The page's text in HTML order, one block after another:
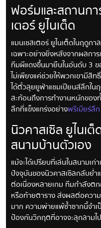
ฟอร์มและสถานก
เตอร์ ยูไนเต็ด
แมนเชสเตอร์ ยูไนเต็ดในฤดูก
เฉพาะอย่างยิ่งหลังจากผลกา
ทีมผีแดงขึ้นมายืนในอันดับ 3 ข
ไม่เพียงแค่ช่วยให้พวกเขามีสิ
ได้ตั๋วลุยยูฟ่าแชมเปียนส์ลีกใน
สะท้อนถึงการทำงานหนักของ
ลีกที่แข็งแกร่งอย่างพรีเมียร์ลีก
นิวคาสเซิล ยูไนเ
สนามบ้านตัวเอง
แม้จะได้เปรียบที่เล่นในสนามเ
ปัจจุบันของนิวคาสเซิลกลับย่
ต่อเนื่องหลายเกม ทีมกำลังต
หรือท้ายตาราง ส่งผลต่อควา
มาก ความพ่ายแพ้ซ้ำซากนี้จำ
ป้องกันวิกฤตที่อาจจะลุกลาม